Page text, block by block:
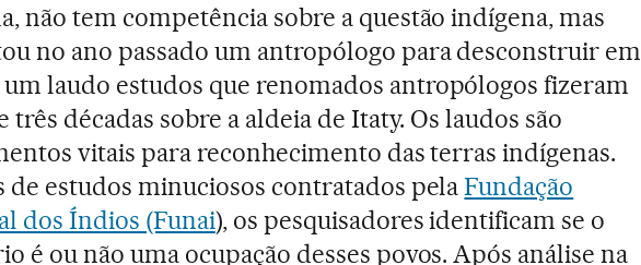
não tem competência sobre a questão indígena, mas
no ano passado um antropólogo para desconstruir em
um laudo estudos que renomados antropólogos fizeram
três décadas sobre a aldeia de Itaty. Os laudos são
vitais para reconhecimento das terras indígenas.
de estudos minuciosos contratados pelaFundação
dos Índios (Funai), os pesquisadores identificam se o
é ou não uma ocupação desses povos. Após análise na